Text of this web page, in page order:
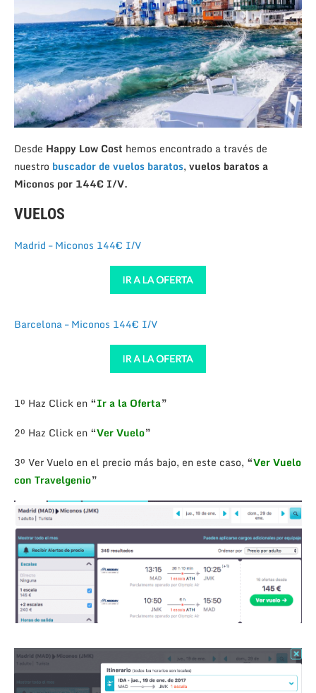
Desde Happy Low Cost hemos encontrado a través de
nuestro buscador de vuelos baratos, vuelos baratos a
Miconos por 144€ I/V.
VUELOS
Madrid – Miconos 144€ I/V
Barcelona – Miconos 144€ I/V
1º Haz Click en “Ir a la Oferta”
2º Haz Click en “Ver Vuelo”
3º Ver Vuelo en el precio más bajo, en este caso, “Ver Vuelo
con Travelgenio”